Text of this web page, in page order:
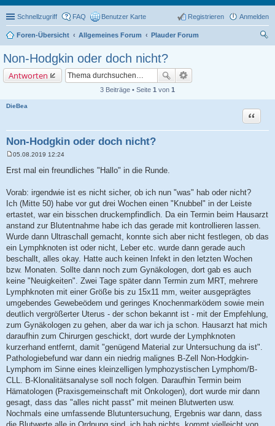
Schnellzugriff FAQ Benutzer Karte Anmelden
Registrieren
Foren-Übersicht Allgemeines Forum
Plauder Forum
Non-Hodgkin oder doch nicht?
Antworten
3 Beiträge • Seite 1 von 1
DieBea
Non-Hodgkin oder doch nicht?
Zitat
a
g
05.08.2019 12:24
Erst mal ein freundliches "Hallo" in die Runde.
Vorab: irgendwie ist es nicht sicher, ob ich nun "was" hab oder nicht?
Ich (Mitte 50) habe vor gut drei Wochen einen "Knubbel" in der Leiste
ertastet, war ein bisschen druckempfindlich. Da ein Termin beim Hausarzt
anstand zur Blutentnahme habe ich das gerade mit kontrollieren lassen.
Wurde dann Ultraschall gemacht, konnte sich aber nicht festlegen, ob das
ein Lymphknoten ist oder nicht, Leber etc. wurde dann gerade auch
beschallt, alles okay. Hatte auch keinen Infekt in den letzten Wochen
bzw. Monaten. Sollte dann noch zum Gynäkologen, dort gab es auch
keine "Neuigkeiten". Zwei Tage später dann Termin zum MRT, mehrere
Lymphknoten mit einer Größe bis zu 15x11 mm, weiter ausgeprägtes
umgebendes Gewebeödem und geringes Knochenmarködem sowie mein
deutlich vergrößerter Uterus - der schon bekannt ist - mit der Empfehlung,
zum Gynäkologen zu gehen, aber da war ich ja schon. Hausarzt hat mich
daraufhin zum Chirurgen geschickt, dort wurde der Lymphknoten
kurzerhand entfernt, damit "genügend Material zur Untersuchung da ist".
Pathologiebefund war dann ein niedrig malignes B-Zell Non-Hodgkin-
Lymphom im Sinne eines kleinzelligen lymphozystischen Lymphom/B-
CLL. B-Klonalitätsanalyse soll noch folgen. Daraufhin Termin beim
Hämatologen (Praxisgemeinschaft mit Onkologen), dort wurde mir dann
gesagt, dass das "alles nicht passt" mit meinen Blutwerten usw.
Nochmals eine umfassende Blutuntersuchung, Ergebnis war dann, dass